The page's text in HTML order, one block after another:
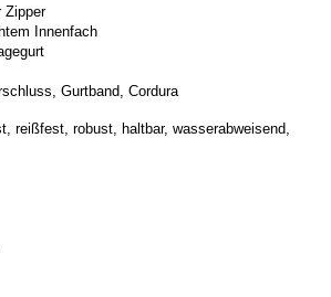
Zipper
Innenfach
, Gurtband, Cordura
reißfest, robust, haltbar, wasserabweisend,